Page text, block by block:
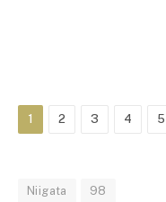
1 2 3 4 5
Niigata 98